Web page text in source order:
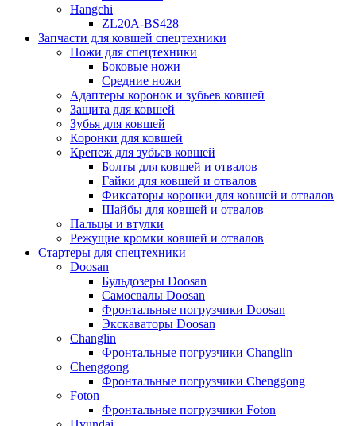
Hangchi
ZL20A-BS428
Запчасти для ковшей спецтехники
Ножи для спецтехники
Боковые ножи
Средние ножи
Адаптеры коронок и зубьев ковшей
Защита для ковшей
Зубья для ковшей
Коронки для ковшей
Крепеж для зубьев ковшей
Болты для ковшей и отвалов
Гайки для ковшей и отвалов
Фиксаторы коронки для ковшей и отвалов
Шайбы для ковшей и отвалов
Пальцы и втулки
Режущие кромки ковшей и отвалов
Стартеры для спецтехники
Doosan
Бульдозеры Doosan
Самосвалы Doosan
Фронтальные погрузчики Doosan
Экскаваторы Doosan
Changlin
Фронтальные погрузчики Changlin
Chenggong
Фронтальные погрузчики Chenggong
Foton
Фронтальные погрузчики Foton